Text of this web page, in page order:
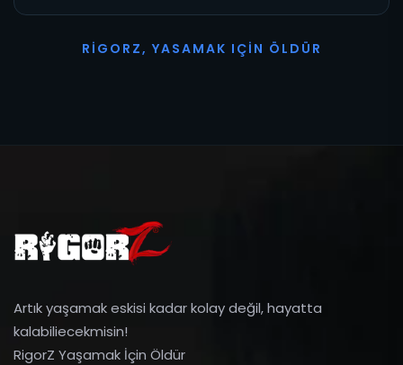
R I G O R Z, YASAMAK I ÇI N Ö L D Ü R
Artık yaşamak eskisi kadar kolay değil, hayatta
kalabiliecekmisin!
RigorZ Yaşamak İçin Öldür